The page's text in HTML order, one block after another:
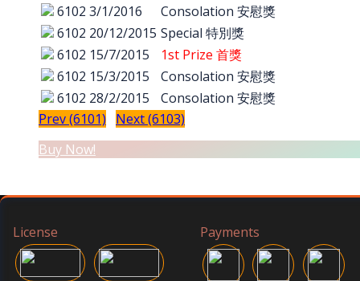
6102 3/1/2016
Consolation 安慰獎
6102 20/12/2015 Special 特別獎
6102 15/7/2015
1st Prize 首獎
6102 15/3/2015
Consolation 安慰獎
6102 28/2/2015
Consolation 安慰獎
Prev (6101)
Next (6103)
Buy Now!
License Payments